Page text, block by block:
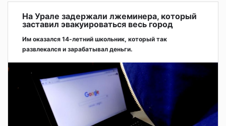
На Урале задержали лжеминера, который
заставил эвакуироваться весь город
Им оказался 14-летний школьник, который так
развлекался и зарабатывал деньги.